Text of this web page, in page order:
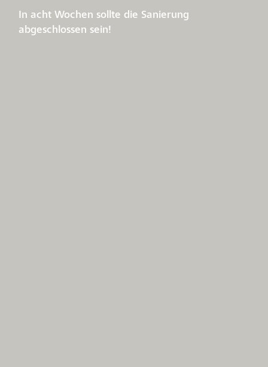
In acht Wochen sollte die Sanierung
abgeschlossen sein!